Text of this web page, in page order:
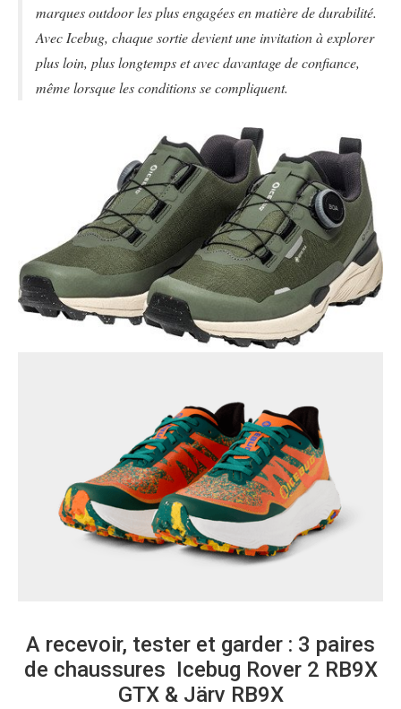
marques outdoor les plus engagées en matière de durabilité.
Avec Icebug, chaque sortie devient une invitation à explorer
plus loin, plus longtemps et avec davantage de confiance,
même lorsque les conditions se compliquent.
A recevoir, tester et garder : 3 paires
de chaussures Icebug Rover 2 RB9X
GTX & Järv RB9X